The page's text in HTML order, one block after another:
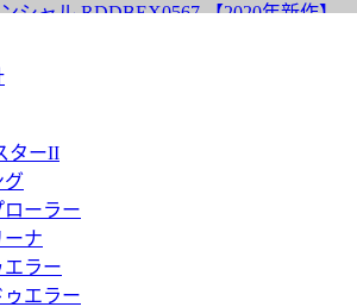
ル RDDBEX0567 【2020年新作】
2020年新作】
カン RDDBEX0829 【2020年新作】
ロ
ターII
グ
ローラー
ーナ
エラー
ゥエラー